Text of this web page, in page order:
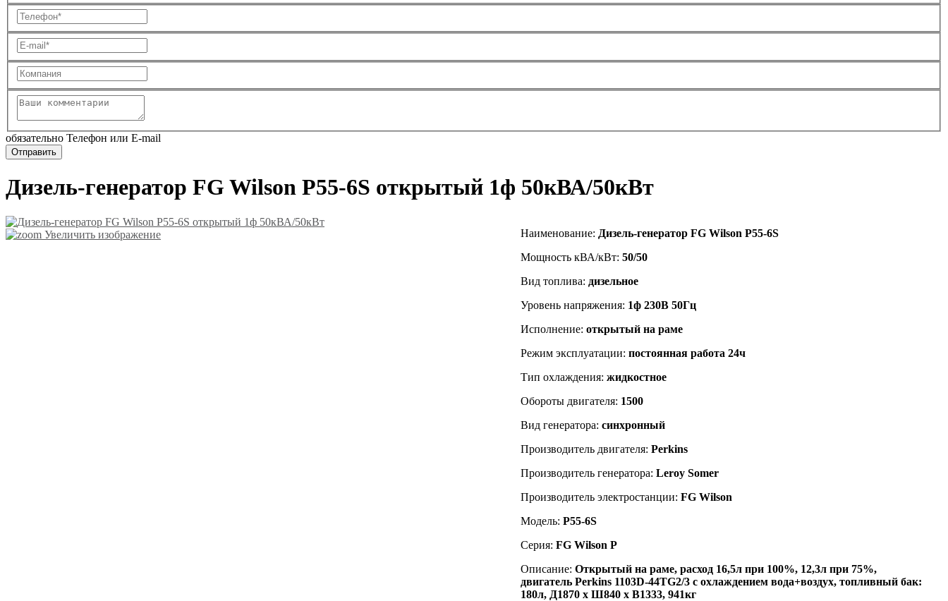
обязательно Телефон или E-mail
Дизель-генератор FG Wilson P55-6S открытый 1ф 50кВА/50кВт
Увеличить изображение Наименование: Дизель-генератор FG Wilson P55-6S
Мощность кВА/кВт:50/50
Вид топлива: дизельное
Уровень напряжения: 1ф 230В 50Гц
Исполнение: открытый на раме
Режим эксплуатации:постоянная работа 24ч
Тип охлаждения:жидкостное
Обороты двигателя: 1500
Вид генератора:синхронный
Производитель двигателя:Perkins
Производитель генератора:Leroy Somer
Производитель электростанции:FG Wilson
Модель:P55-6S
Серия:FG Wilson P
Описание:Открытый на раме, расход 16,5л при 100%, 12,3л при 75%,
двигательPerkins 1103D-44TG2/3 с охлаждением вода+воздух, топливный бак:
180л, Д1870 х Ш840 х В1333, 941кг